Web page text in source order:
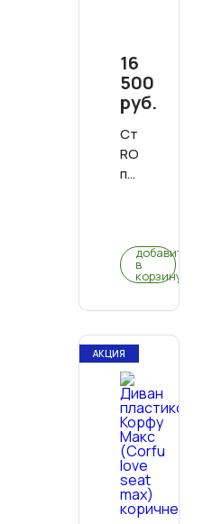
16
500
руб.
Стол
RODOS
добавить
в
корзину
АКЦИЯ